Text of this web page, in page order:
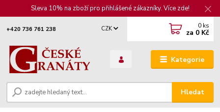
Sleva 10% na zboží pro přihlášené zákazníky. Více zde!
Kategorie
CZK
Hledat
+420 736 761 238 0 ks
za 0 Kč